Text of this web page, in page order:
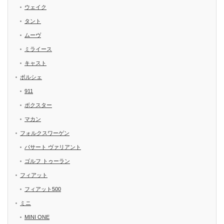
ウェイク
タント
ムーヴ
ミライース
キャスト
ポルシェ
911
ボクスター
マカン
フォルクスワーゲン
パサート ヴァリアント
ゴルフ トゥーラン
フィアット
フィアット500
ミニ
MINI ONE